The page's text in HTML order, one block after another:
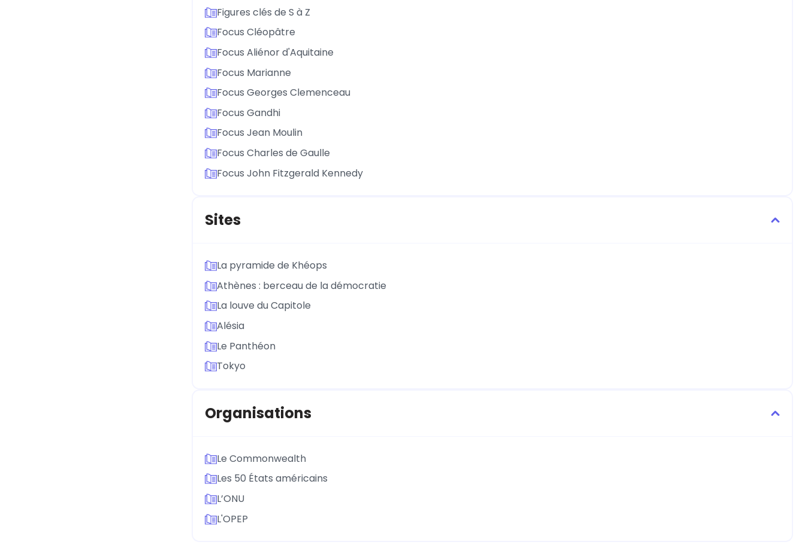
Figures clés de S à Z
Focus Cléopâtre
Focus Aliénor d'Aquitaine
Focus Marianne
Focus Georges Clemenceau
Focus Gandhi
Focus Jean Moulin
Focus Charles de Gaulle
Focus John Fitzgerald Kennedy
Sites
La pyramide de Khéops
Athènes : berceau de la démocratie
La louve du Capitole
Alésia
Le Panthéon
Tokyo
Organisations
Le Commonwealth
Les 50 États américains
L’ONU
L'OPEP